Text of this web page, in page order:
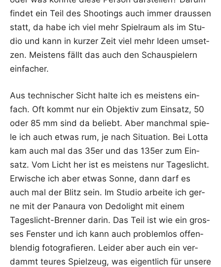
fin­det ein Teil des Shoo­tings auch immer draus­sen
statt, da habe ich viel mehr Spiel­raum als im Stu­
dio und kann in kur­zer Zeit viel mehr Ideen umset­
zen. Meis­tens fällt das auch den Schau­spie­lern
einfacher.
Aus tech­ni­scher Sicht hal­te ich es meis­tens ein­
fach. Oft kommt nur ein Objek­tiv zum Ein­satz, 50
oder 85 mm sind da beliebt. Aber manch­mal spie­
le ich auch etwas rum, je nach Situa­ti­on. Bei Lot­ta
kam auch mal das 35er und das 135er zum Ein­
satz. Vom Licht her ist es meis­tens nur Tages­licht.
Erwi­sche ich aber etwas Son­ne, dann darf es
auch mal der Blitz sein. Im Stu­dio arbei­te ich ger­
ne mit der Pan­au­ra von Dedo­light mit einem
Tages­licht-Bren­ner dar­in. Das Teil ist wie ein gros­
ses Fens­ter und ich kann auch pro­blem­los offen­
blen­dig foto­gra­fie­ren. Lei­der aber auch ein ver­
dammt teu­res Spiel­zeug, was eigent­lich für unse­re